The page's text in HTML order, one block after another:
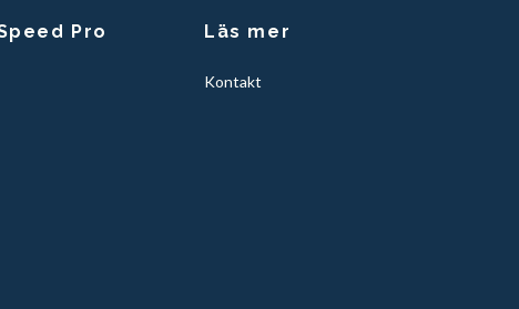
Pro Läs mer
Kontakt